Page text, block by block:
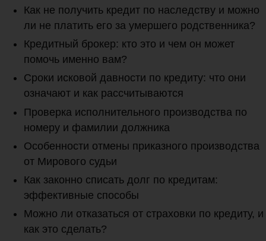
Как не получить кредит по наследству и можно
ли не платить его за умершего родственника?
Кредитный брокер: кто это и чем он может
помочь именно вам?
Сроки исковой давности по кредиту: что они
означают и как рассчитываются
Проверка исполнительного производства по
номеру и фамилии должника
Особенности отмены приказного производства
от Мирового судьи
Как законно списать долг по кредитам:
эффективные способы
Можно ли отказаться от страховки по кредиту, и
как это сделать?